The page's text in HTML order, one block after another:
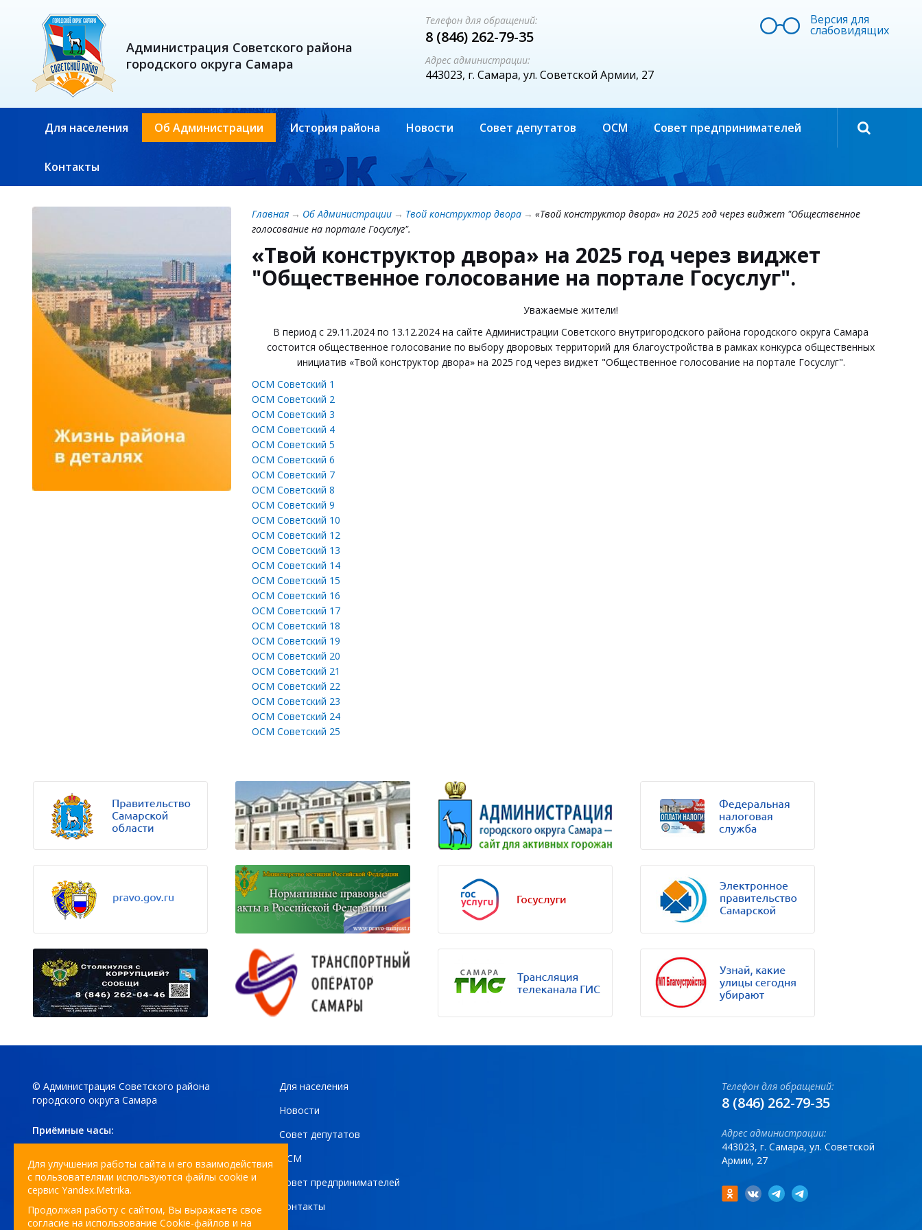
Администрация Советского района
городского округа Самара
Телефон для обращений:
8 (846) 262-79-35
Адрес администрации:
443023, г. Самара, ул. Советской Армии, 27
Версия для
слабовидящих
Для населения Об Администрации История района Новости Совет депутатов ОСМ Совет предпринимателей
Контакты
Главная → Об Администрации → Твой конструктор двора → «Твой конструктор двора» на 2025 год через виджет "Общественное
голосование на портале Госуслуг".
«Твой конструктор двора» на 2025 год через виджет
"Общественное голосование на портале Госуслуг".
Уважаемые жители!
В период с 29.11.2024 по 13.12.2024 на сайте Администрации Советского внутригородского района городского округа Самара
состоится общественное голосование по выбору дворовых территорий для благоустройства в рамках конкурса общественных
инициатив «Твой конструктор двора» на 2025 год через виджет "Общественное голосование на портале Госуслуг".
ОСМ Советский 1
ОСМ Советский 2
ОСМ Советский 3
ОСМ Советский 4
ОСМ Советский 5
ОСМ Советский 6
ОСМ Советский 7
ОСМ Советский 8
ОСМ Советский 9
ОСМ Советский 10
ОСМ Советский 12
ОСМ Советский 13
ОСМ Советский 14
ОСМ Советский 15
ОСМ Советский 16
ОСМ Советский 17
ОСМ Советский 18
ОСМ Советский 19
ОСМ Советский 20
ОСМ Советский 21
ОСМ Советский 22
ОСМ Советский 23
ОСМ Советский 24
ОСМ Советский 25
© Администрация Советского района
городского округа Самара
Приёмные часы:
с 8:30 до 17:30
пятница с 8:30 до 16:30
перерыв с 12:30 до 13:18
Личный приём Главы района:
Для населения
Новости
Совет депутатов
ОСМ
Совет предпринимателей
Контакты
Телефон для обращений:
8 (846) 262-79-35
Адрес администрации:
443023, г. Самара, ул. Советской
Армии, 27
Для улучшения работы сайта и его взаимодействия
с пользователями используются файлы cookie и
сервис Yandex.Metrika.
Продолжая работу с сайтом, Вы выражаете свое
согласие на использование Cookie-файлов и на